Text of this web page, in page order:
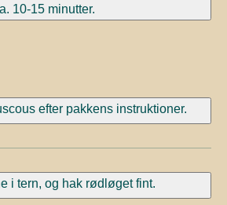
10-15 minutter.
efter pakkens instruktioner.
i tern, og hak rødløget fint.